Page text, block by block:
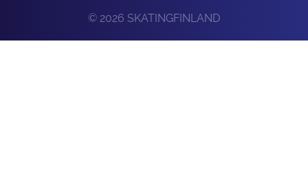
© 2026 SKATINGFINLAND